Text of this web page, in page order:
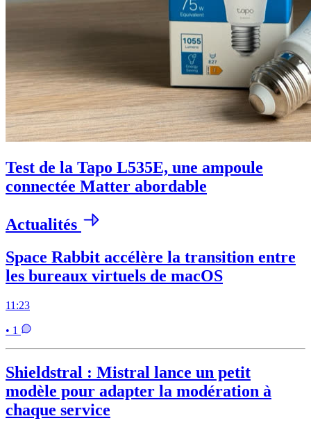
Test de la Tapo L535E, une ampoule
connectée Matter abordable
Actualités
Space Rabbit accélère la transition entre
les bureaux virtuels de macOS
11:23
• 1
Shieldstral : Mistral lance un petit
modèle pour adapter la modération à
chaque service